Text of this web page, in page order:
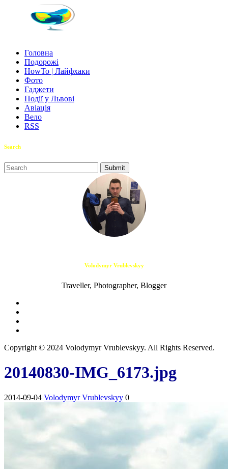
Головна
Подорожі
HowTo | Лайфхаки
Фото
Гаджети
Події у Львові
Авіація
Вело
RSS
Search
Volodymyr Vrublevskyy
Traveller, Photographer, Blogger
Copyright © 2024 Volodymyr Vrublevskyy. All Rights Reserved.
20140830-IMG_6173.jpg
2014-09-04 Volodymyr Vrublevskyy 0